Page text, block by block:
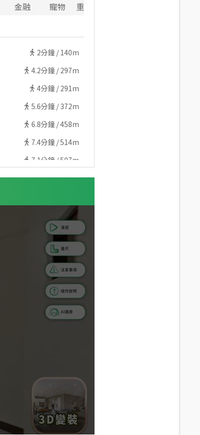
金融 寵物
重要設施
2分鐘 / 140m
4.2分鐘 / 297m
4分鐘 / 291m
5.6分鐘 / 372m
6.8分鐘 /458m
7.4分鐘 /514m
7.1分鐘 / 507m
6.9分鐘 /513m
584m
分鐘 /589m
分鐘 / 657m
分鐘 / 677m